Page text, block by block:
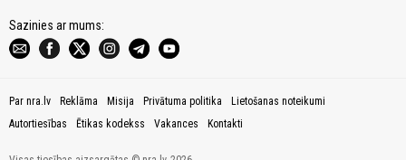
Sazinies ar mums:
Par nra.lv Reklāma Misija Privātuma politika
Lietošanas noteikumi
Autortiesības
Ētikas kodekss Vakances Kontakti